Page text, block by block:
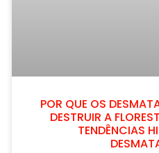
POR QUE OS
DESTRUIR A
TENDÊNCIAS